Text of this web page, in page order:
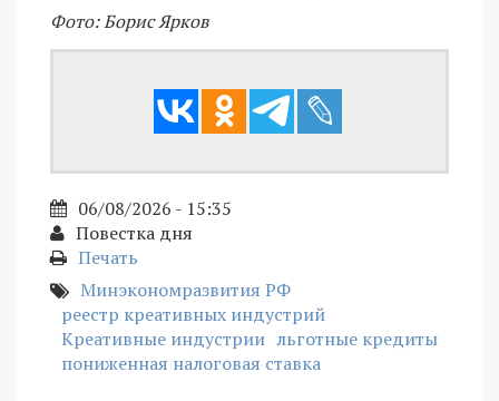
Фото: Борис Ярков
06/08/2026 - 15:35
Повестка дня
Печать
Минэкономразвития РФ
реестр креативных индустрий
Креативные индустрии льготные кредиты
пониженная налоговая ставка